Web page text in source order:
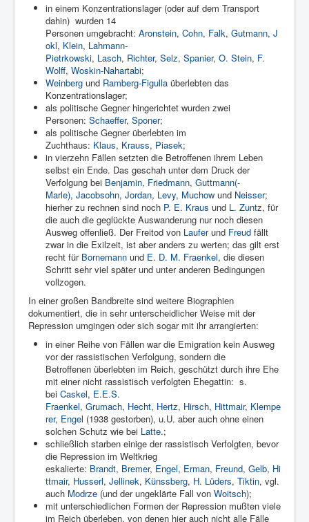
in einem Konzentrationslager (oder auf dem Transport
dahin) wurden 14
Personen umgebracht: Aronstein, Cohn, Falk, Gutmann, J
okl, Klein, Lahmann-
Pietrkowski, Lasch, Richter, Selz, Spanier, O. Stein, F.
Wolff, Woskin-Nahartabi;
Weinberg und Ramberg-Figulla überlebten das
Konzentrationslager;
als politische Gegner hingerichtet wurden zwei
Personen: Schaeffer, Sponer;
als politische Gegner überlebten im
Zuchthaus: Klaus, Krauss, Piasek;
in vierzehn Fällen setzten die Betroffenen ihrem Leben
selbst ein Ende. Das geschah unter dem Druck der
Verfolgung bei Benjamin, Friedmann, Guttmann(-
Marle), Jacobsohn, Jordan, Levy, Muchow und Neisser;
hierher zu rechnen sind noch P. E. Kraus und L. Zuntz, für
die auch die geglückte Auswanderung nur noch diesen
Ausweg offenließ. Der Freitod von Lauferund Freud fällt
zwar in die Exilzeit, ist aber anders zu werten; das gilt erst
recht für Bornemann und E. D. M. Fraenkel, die diesen
Schritt sehr viel später und unter anderen Bedingungen
vollzogen.
In einer großen Bandbreite sind weitere Biographien
dokumentiert, die in sehr unterscheidlicher Weise mit der
Repression umgingen oder sich sogar mit ihr arrangierten:
in einer Reihe von Fällen war die Emigration kein Ausweg
vor der rassistischen Verfolgung, sondern die
Betroffenen überlebten im Reich, geschützt durch ihre Ehe
mit einer nicht rassistisch verfolgten Ehegattin: s.
bei Caskel, E.E.S.
Fraenkel, Grumach, Hecht, Hertz, Hirsch, Hittmair, Klempe
rer, Engel (1938 gestorben), u.U. aber auch ohne einen
solchen Schutz wie bei Latte.;
schließlich starben einige der rassistisch Verfolgten, bevor
die Repression im Weltkrieg
eskalierte: Brandt, Bremer, Engel, Erman, Freund, Gelb, Hi
ttmair, Husserl, Jellinek, Künssberg, H. Lüders, Tiktin, vgl.
auch Modrze (und der ungeklärte Fall von Woitsch);
mit unterschiedlichen Formen der Repression mußten viele
im Reich überleben, von denen hier auch nicht alle Fälle